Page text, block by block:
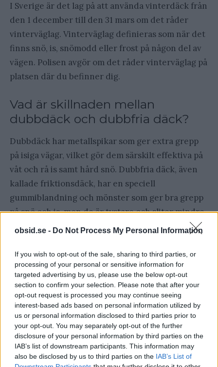
obsid.se - Do Not Process My Personal Information
If you wish to opt-out of the sale, sharing to third parties, or
processing of your personal or sensitive information for
targeted advertising by us, please use the below opt-out
section to confirm your selection. Please note that after your
opt-out request is processed you may continue seeing
interest-based ads based on personal information utilized by
us or personal information disclosed to third parties prior to
your opt-out. You may separately opt-out of the further
disclosure of your personal information by third parties on the
IAB’s list of downstream participants. This information may
also be disclosed by us to third parties on the IAB’s List of
I Sverige är det lag på att använda vinterdäck från
den 1 december till den 31 mars om det råder
vinterväglag. Vinterväglag definieras som när det
finns snö, is, snömodd eller frost på någon del av
vägen. Polisen avgör om det råder vinterväglag på
platsen där du befinner dig.
Vad är skillnaden mellan
dubbdäck och dubbfria däck?
Dubbdäck har metallspikar som ger extra grepp
på isiga vägar, vilket gör dem särskilt effektiva på
våt och rå is samt hård snö. Dubbfria däck, även
kallade friktionsdäck, har en speciell
gummiblandning och mönster som ger bra grepp
på snö och is, men de är tystare och sliter mindre
på vägarna. Dubbfria däck finns i två varianter:
optimerade för kalla och snöiga förhållanden,
medan de mellaneuropeiska är bättre för varmare
klimat och vägar som inte är täckta av snö eller is.
Vilket mönsterdjup ska
vinterdäck ha?
För vinterdäck är det lagkrav på ett mönsterdjup
på minst 3 millimeter för personbilar, lätta